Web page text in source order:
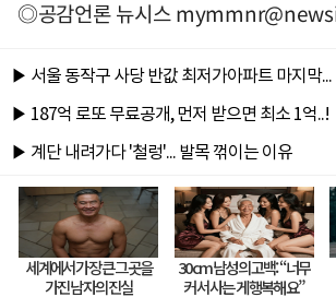
◎공감언론 뉴시스